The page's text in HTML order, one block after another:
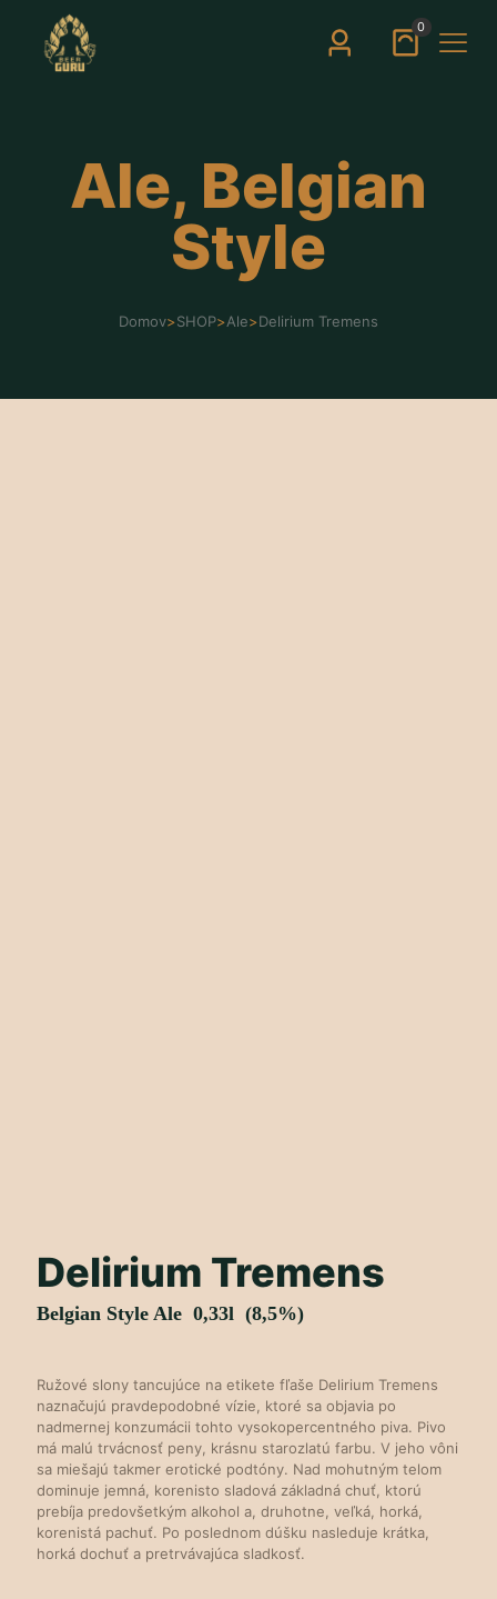
0
Ale, Belgian
Style
Domov>SHOP>Ale>Delirium Tremens
Delirium Tremens
Belgian Style Ale 0,33l (8,5%)
Ružové slony tancujúce na etikete fľaše Delirium Tremens
naznačujú pravdepodobné vízie, ktoré sa objavia po
nadmernej konzumácii tohto vysokopercentného piva. Pivo
má malú trvácnosť peny, krásnu starozlatú farbu. V jeho vôni
sa miešajú takmer erotické podtóny. Nad mohutným telom
dominuje jemná, korenisto sladová základná chuť, ktorú
prebíja predovšetkým alkohol a, druhotne, veľká, horká,
korenistá pachuť. Po poslednom dúšku nasleduje krátka,
horká dochuť a pretrvávajúca sladkosť.